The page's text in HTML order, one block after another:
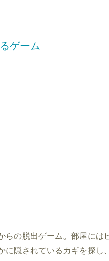
ゲーム
らの脱出ゲーム。部屋には
隠されているカギを探し